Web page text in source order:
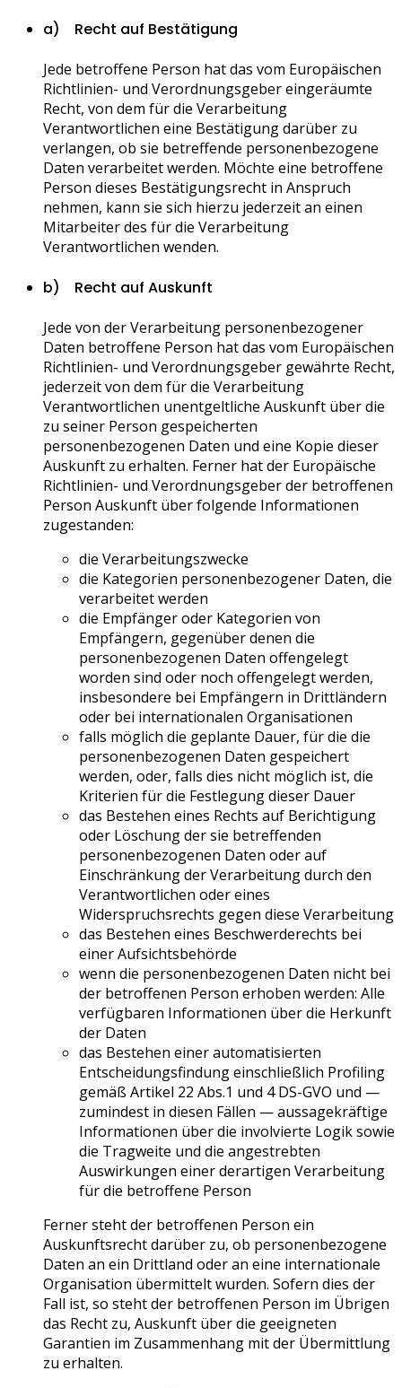
a) Recht auf Bestätigung
Jede betroffene Person hat das vom Europäischen
Richtlinien- und Verordnungsgeber eingeräumte
Recht, von dem für die Verarbeitung
Verantwortlichen eine Bestätigung darüber zu
verlangen, ob sie betreffende personenbezogene
Daten verarbeitet werden. Möchte eine betroffene
Person dieses Bestätigungsrecht in Anspruch
nehmen, kann sie sich hierzu jederzeit an einen
Mitarbeiter des für die Verarbeitung
Verantwortlichen wenden.
b) Recht auf Auskunft
Jede von der Verarbeitung personenbezogener
Daten betroffene Person hat das vom Europäischen
Richtlinien- und Verordnungsgeber gewährte Recht,
jederzeit von dem für die Verarbeitung
Verantwortlichen unentgeltliche Auskunft über die
zu seiner Person gespeicherten
personenbezogenen Daten und eine Kopie dieser
Auskunft zu erhalten. Ferner hat der Europäische
Richtlinien- und Verordnungsgeber der betroffenen
Person Auskunft über folgende Informationen
zugestanden:
die Verarbeitungszwecke
die Kategorien personenbezogener Daten, die
verarbeitet werden
die Empfänger oder Kategorien von
Empfängern, gegenüber denen die
personenbezogenen Daten offengelegt
worden sind oder noch offengelegt werden,
insbesondere bei Empfängern in Drittländern
oder bei internationalen Organisationen
falls möglich die geplante Dauer, für die die
personenbezogenen Daten gespeichert
werden, oder, falls dies nicht möglich ist, die
Kriterien für die Festlegung dieser Dauer
das Bestehen eines Rechts auf Berichtigung
oder Löschung der sie betreffenden
personenbezogenen Daten oder auf
Einschränkung der Verarbeitung durch den
Verantwortlichen oder eines
Widerspruchsrechts gegen diese Verarbeitung
das Bestehen eines Beschwerderechts bei
einer Aufsichtsbehörde
wenn die personenbezogenen Daten nicht bei
der betroffenen Person erhoben werden: Alle
verfügbaren Informationen über die Herkunft
der Daten
das Bestehen einer automatisierten
Entscheidungsfindung einschließlich Profiling
gemäß Artikel 22 Abs.1 und 4 DS-GVO und —
zumindest in diesen Fällen — aussagekräftige
Informationen über die involvierte Logik sowie
die Tragweite und die angestrebten
Auswirkungen einer derartigen Verarbeitung
für die betroffene Person
Ferner steht der betroffenen Person ein
Auskunftsrecht darüber zu, ob personenbezogene
Daten an ein Drittland oder an eine internationale
Organisation übermittelt wurden. Sofern dies der
Fall ist, so steht der betroffenen Person im Übrigen
das Recht zu, Auskunft über die geeigneten
Garantien im Zusammenhang mit der Übermittlung
zu erhalten.